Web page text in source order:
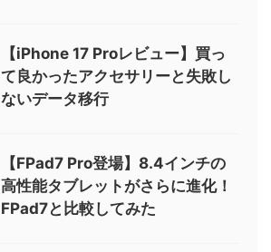
【iPhone 17 Proレビュー】買っ
て良かったアクセサリーと失敗し
ないデータ移行
【FPad7 Pro登場】8.4インチの
高性能タブレットがさらに進化！
FPad7と比較してみた